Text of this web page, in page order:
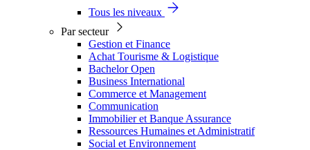
Tous les niveaux
Par secteur
Gestion et Finance
Achat Tourisme & Logistique
Bachelor Open
Business International
Commerce et Management
Communication
Immobilier et Banque Assurance
Ressources Humaines et Administratif
Social et Environnement